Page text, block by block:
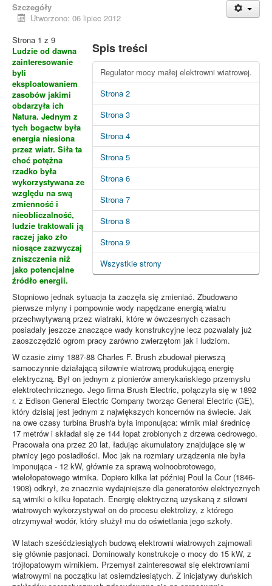
Szczegóły
Utworzono: 06 lipiec 2012
Spis treści
Regulator mocy małej elektrowni wiatrowej.
Strona 2
Strona 3
Strona 4
Strona 5
Strona 6
Strona 7
Strona 8
Strona 9
Wszystkie strony
Strona 1 z 9
Ludzie od dawna
zainteresowanie
byli
eksploatowaniem
zasobów jakimi
obdarzyła ich
Natura. Jednym z
tych bogactw była
energia niesiona
przez wiatr. Siła ta
choć potężna
rzadko była
wykorzystywana ze
względu na swą
zmienność i
nieobliczalność,
ludzie traktowali ją
raczej jako zło
niosące zazwyczaj
zniszczenia niż
jako potencjalne
źródło energii.
Stopniowo jednak sytuacja ta zaczęła się zmieniać. Zbudowano
pierwsze młyny i pompownie wody napędzane energią wiatru
przechwytywaną przez wiatraki, które w ówczesnych czasach
posiadały jeszcze znaczące wady konstrukcyjne lecz pozwalały już
zaoszczędzić ogrom pracy zarówno zwierzętom jak i ludziom.
W czasie zimy 1887-88 Charles F. Brush zbudował pierwszą
samoczynnie działającą siłownie wiatrową produkującą energię
elektryczną. Był on jednym z pionierów amerykańskiego przemysłu
elektrotechnicznego. Jego firma Brush Electric, połączyła się w 1892
r. z Edison General Electric Company tworząc General Electric (GE),
który dzisiaj jest jednym z największych koncernów na świecie. Jak
na owe czasy turbina Brush'a była imponująca: wirnik miał średnicę
17 metrów i składał się ze 144 łopat zrobionych z drzewa cedrowego.
Pracowała ona przez 20 lat, ładując akumulatory znajdujące się w
piwnicy jego posiadłości. Moc jak na rozmiary urządzenia nie była
imponująca - 12 kW, głównie za sprawą wolnoobrotowego,
wielołopatowego wirnika. Dopiero kilka lat później Poul la Cour (1846-
1908) odkrył, że znacznie wydajniejsze dla generatorów elektrycznych
są wirniki o kilku łopatach. Energię elektryczną uzyskaną z siłowni
wiatrowych wykorzystywał on do procesu elektrolizy, z którego
otrzymywał wodór, który służył mu do oświetlania jego szkoły.
W latach sześćdziesiątych budową elektrowni wiatrowych zajmowali
się głównie pasjonaci. Dominowały konstrukcje o mocy do 15 kW, z
trójłopatowym wirnikiem. Przemysł zainteresował się elektrowniami
wiatrowymi na początku lat osiemdziesiątych. Z inicjatywy duńskich